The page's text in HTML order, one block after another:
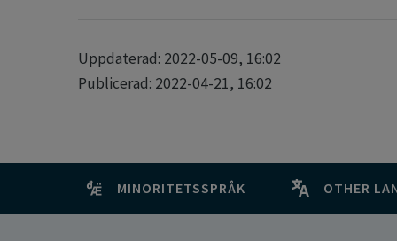
Uppdaterad: 2022-05-09, 16:02
Publicerad: 2022-04-21, 16:02
MINORITETSSPRÅK OTHER